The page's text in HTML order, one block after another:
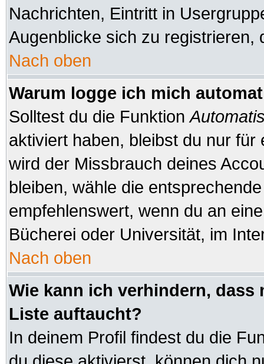
Nachrichten, Eintritt in
Augenblicke sich zu registrieren,
Nach oben
Warum logge ich mich
Solltest du die Funktion
aktiviert haben, bleibst du nur
wird der Missbrauch deines
bleiben, wähle die
empfehlenswert, wenn du an
Bücherei oder Universität, im
Nach oben
Wie kann ich verhindern, dass
Liste auftaucht?
In deinem Profil findest du die